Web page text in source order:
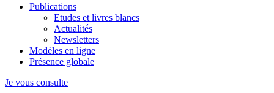
Publications
Etudes et livres blancs
Actualités
Newsletters
Modèles en ligne
Présence globale
Je vous consulte